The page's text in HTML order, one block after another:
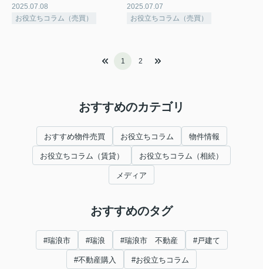
2025.07.08
お役立ちコラム（売買）
2025.07.07
お役立ちコラム（売買）
1 2
おすすめのカテゴリ
おすすめ物件売買 お役立ちコラム 物件情報
お役立ちコラム（賃貸） お役立ちコラム（相続）
メディア
おすすめのタグ
#瑞浪市 #瑞浪 #瑞浪市 不動産 #戸建て
#不動産購入 #お役立ちコラム